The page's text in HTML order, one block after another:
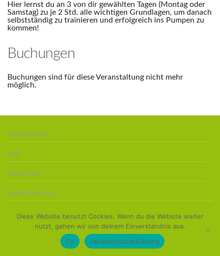
Hier lernst du an 3 von dir gewählten Tagen (Montag oder
Samstag) zu je 2 Std. alle wichtigen Grundlagen, um danach
selbstständig zu trainieren und erfolgreich ins Pumpen zu
kommen!
Buchungen
Buchungen sind für diese Veranstaltung nicht mehr
möglich.
DATENSCHUTZ
AGB
IMPRESSUM
BOARDS KAUFEN
Diese Website benutzt Cookies. Wenn du die Website weiter
nutzt, gehen wir von deinem Einverständnis aus.
OK
Datenschutzerklärung